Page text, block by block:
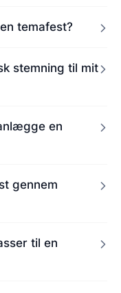
temafest?
stemning til mit
en
gennem
til en